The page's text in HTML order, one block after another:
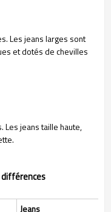
Les jeans larges sont
et dotés de chevilles
Les jeans taille haute,
différences
Jeans